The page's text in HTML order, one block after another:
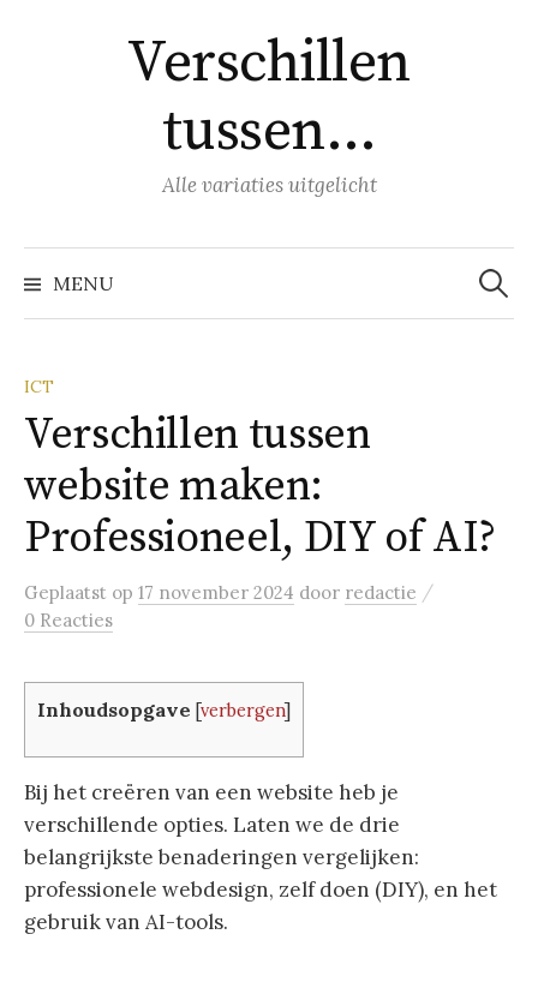
Verschillen
tussen…
Alle variaties uitgelicht
MENU
Zoeken
naar:
ICT
Verschillen tussen
website maken:
Professioneel, DIY of AI?
Geplaatst op 17 november 2024 door redactie /
0 Reacties
Inhoudsopgave [verbergen]
Bij het creëren van een website heb je
verschillende opties. Laten we de drie
belangrijkste benaderingen vergelijken:
professionele webdesign, zelf doen (DIY), en het
gebruik van AI-tools.